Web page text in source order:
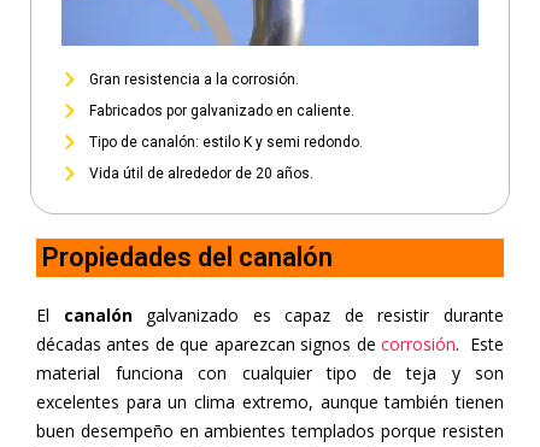
Gran resistencia a la corrosión.
Fabricados por galvanizado en caliente.
Tipo de canalón: estilo K y semi redondo.
Vida útil de alrededor de 20 años.
Propiedades del canalón
El canalón galvanizado es capaz de resistir durante
décadas antes de que aparezcan signos decorrosión. Este
material funciona con cualquier tipo de teja y son
excelentes para un clima extremo, aunque también tienen
buen desempeño en ambientes templados porque resisten